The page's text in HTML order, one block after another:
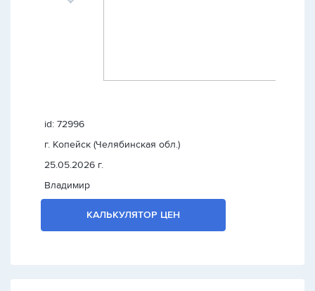
id: 72996
г. Копейск (Челябинская обл.)
25.05.2026 г.
Владимир
КАЛЬКУЛЯТОР ЦЕН